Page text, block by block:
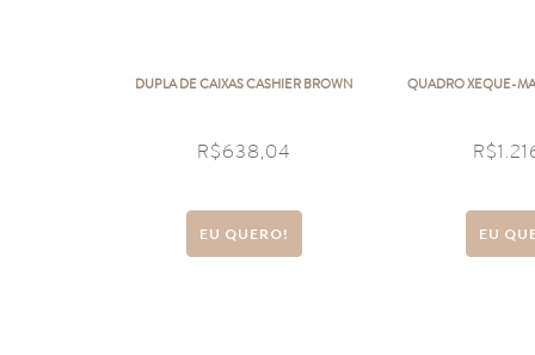
DUPLA DE CAIXAS CASHIER BROWN
R$638,04
EU QUERO!
QUADRO XEQUE-
R$
EU